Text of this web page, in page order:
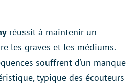
réussit à maintenir un
les graves et les médiums.
souffrent d’un manque
typique des écouteurs